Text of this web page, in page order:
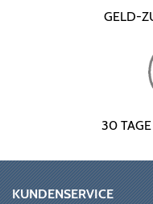
GELD-
30
KUNDENSERVICE